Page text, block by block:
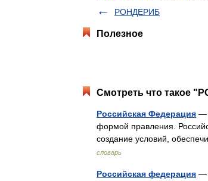
РОНДЕРИБ
Полезное
Смотреть что такое
Российская Федерация —
формой правления.
создание условий,
словарь
Российская федерация —